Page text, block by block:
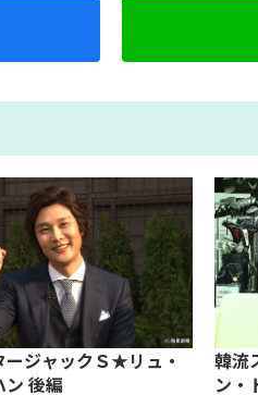
ージャックＳ★リュ・
ン 後編
韓流
ン・